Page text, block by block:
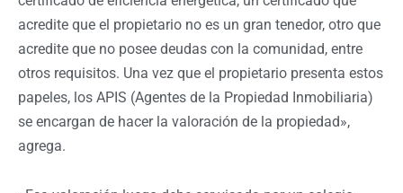
acredite que el propietario no es un gran tenedor, otro que
acredite que no posee deudas con la comunidad, entre
otros requisitos. Una vez que el propietario presenta estos
papeles, los APIS (Agentes de la Propiedad Inmobiliaria)
se encargan de hacer la valoración de la propiedad»,
agrega.